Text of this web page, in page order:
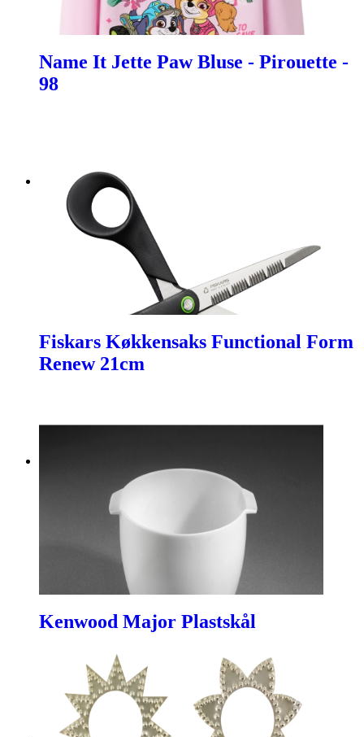
Name It Jette Paw Bluse - Pirouette -
98
Fiskars Køkkensaks Functional Form
Renew 21cm
Kenwood Major Plastskål